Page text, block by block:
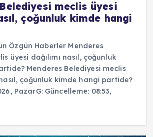
meclis üyesi
çoğunluk kimde hangi
Özgün Haberler Menderes
üyesi dağılımı nasıl, çoğunluk
Menderes Belediyesi meclis
nasıl, çoğunluk kimde hangi partide?
PazarG: Güncelleme: 08:53,